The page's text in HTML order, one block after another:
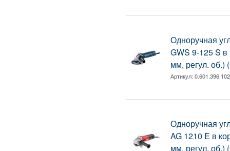
Одноручная
GWS 9-125 S в
мм, регул. об.)
Артикул:0.601.396.102
Одноручная
AG 1210 E в
мм, регул. об.)